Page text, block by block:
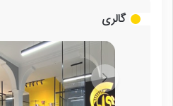
گالری